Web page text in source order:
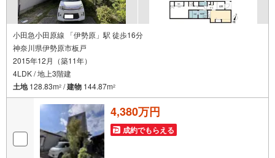
受
け
取
る
・
条
マ
イ
小田急小田原線 「伊勢原」駅 徒歩16分
神奈川県伊勢原市板戸
2015年12月（築11年）
4LDK / 地上3階建
土地128.83m2 /建物 144.87m2
4,380万円
成約でもらえる